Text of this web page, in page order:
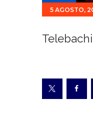
5 AGOSTO,